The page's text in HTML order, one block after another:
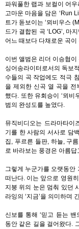
파워풀한 랩과 보컬이 어우
고마운 마음을 담은 ‘Run
트가 돋보이는‘뫼비우스
드가 결합된 곡 ‘LOG’, 마
어느 때보다 다채로운 곡이
이번 앨범은 리더 이승협
싱어송라이터로서의 독보
수들의 곡 작업에도 적극
을 제외한 신곡 열 곡을 전
했다. 또한 유회승이‘뫼비
범의 완성도를 높였다.
뮤직비디오는 드라마타이
기를 한 사람의 서사로 담
집 , 푸르른 들판, 하늘, 구름
로 바라보는 풍경은 아름답
그렇게 누군가를 오랫동안
떠난다. 이는 앞으로 영원
지붕 위의 눈은 멈춰 있던
라잉의 ‘지금’을 의미하며
신보를 통해 ‘믿고 듣는 밴
동안 같은 길을 걸어왔다.